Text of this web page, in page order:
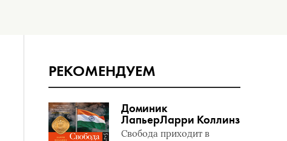
РЕКОМЕНДУЕМ
Доминик
ЛапьерЛарри Коллинз
Свобода приходит в